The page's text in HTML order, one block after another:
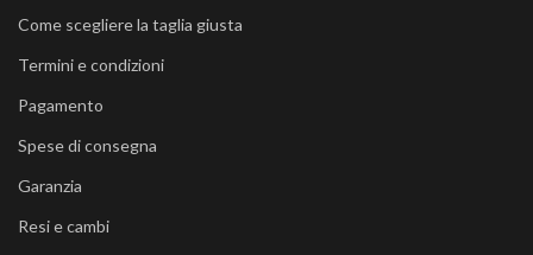
Come scegliere la taglia giusta
Termini e condizioni
Pagamento
Spese di consegna
Garanzia
Resi e cambi